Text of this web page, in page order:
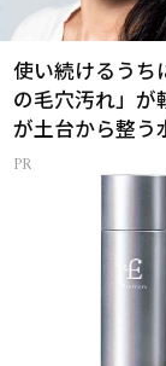
使い続けるうち
の毛穴汚れ」が
が土台から整う